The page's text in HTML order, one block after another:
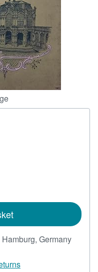
Hamburg, Germany